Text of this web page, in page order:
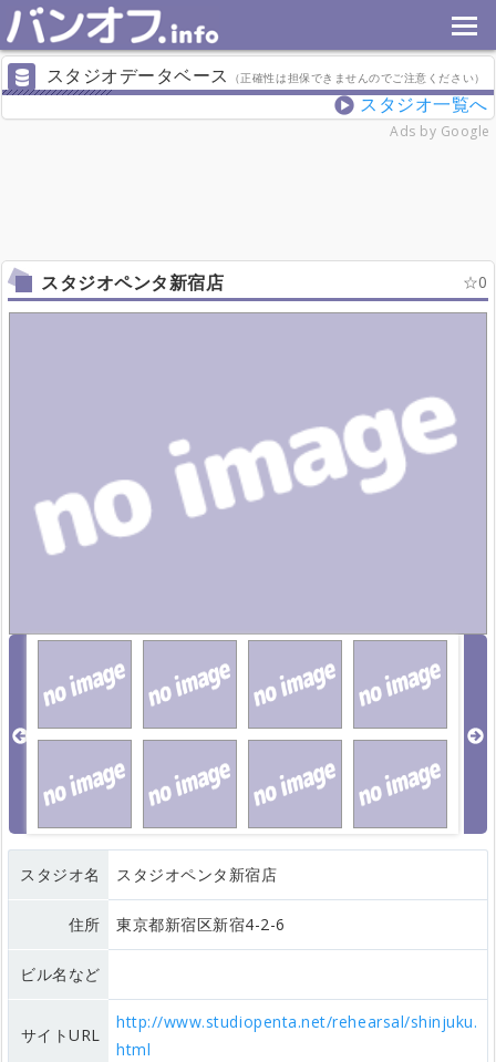
スタジオデータベース （正確性は担保できませんのでご注意ください）
スタジオ一覧へ
Ads by Google
スタジオペンタ新宿店 0
スタジオ名 スタジオペンタ新宿店
住所 東京都新宿区新宿4-2-6
ビル名など
サイトURL
http://www.studiopenta.net/rehearsal/shinjuku.
html